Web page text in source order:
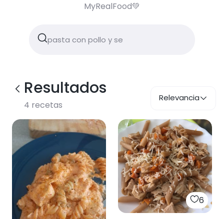
MyRealFood💚
Resultados
4 recetas
Relevancia
6